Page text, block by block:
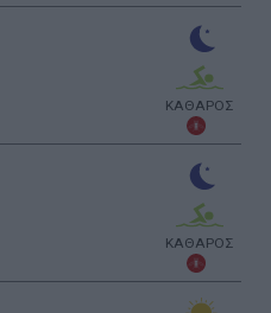
ΚΑΘΑΡΟΣ
ΚΑΘΑΡΟΣ